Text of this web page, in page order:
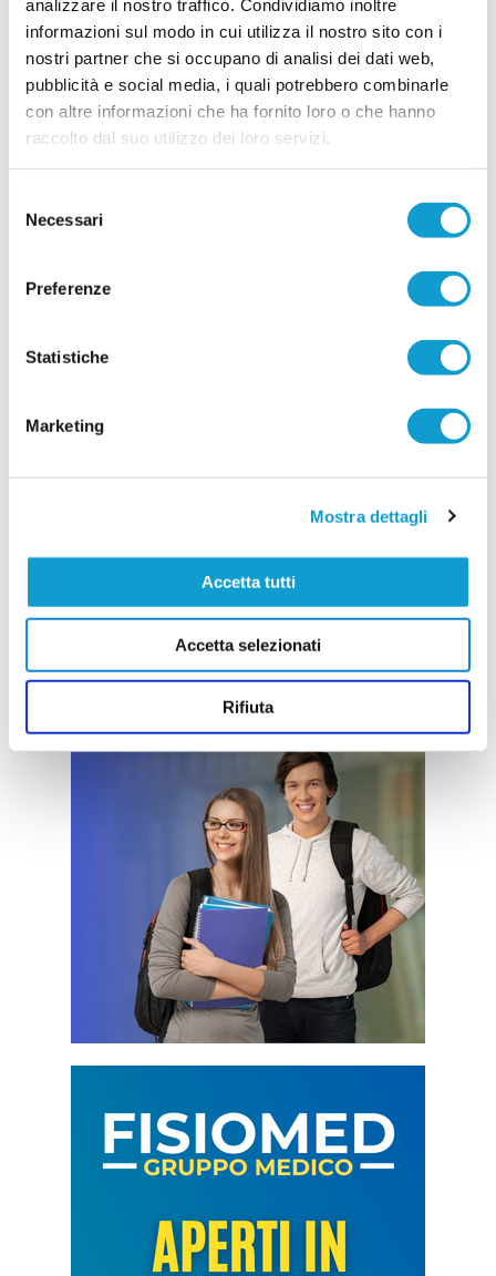
analizzare il nostro traffico. Condividiamo inoltre
informazioni sul modo in cui utilizza il nostro sito con i
nostri partner che si occupano di analisi dei dati web,
pubblicità e social media, i quali potrebbero combinarle
con altre informazioni che ha fornito loro o che hanno
raccolto dal suo utilizzo dei loro servizi.
delNecessari
Preferenze
Statistiche
Marketing
Mostra dettagli
Accetta tutti
Accetta selezionati
Rifiuta
campionato di Seconda Categoria 2026/2027.
Alla guida della squadra ci sarà il
momento, i confermati della scorsa stagione sono
i seguenti.... leggi
13/07/2026
ELPIDIENSE 1930 scatenata: ecco anche
Carlo Mongiello
L'Elpidiense 1930 mette a segno un acquisto di
assoluto spessore assicurandosi le prestazioni
dell'attaccante Carlo Mongiello, classe 1992,
Vai all'edizione provinciale